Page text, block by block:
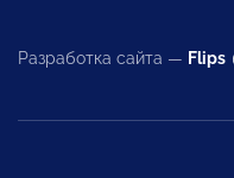
Разработка сайта — Flips